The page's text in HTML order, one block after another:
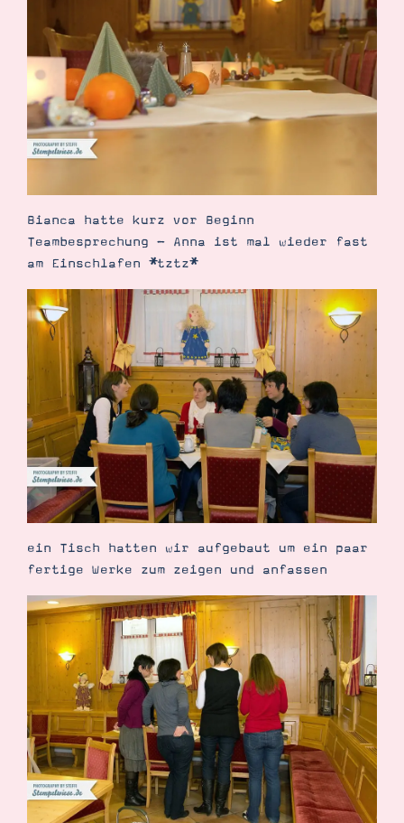
Bianca hatte kurz vor Beginn
Teambesprechung - Anna ist mal wieder fast
am Einschlafen *tztz*
ein Tisch hatten wir aufgebaut um ein paar
fertige Werke zum zeigen und anfassen